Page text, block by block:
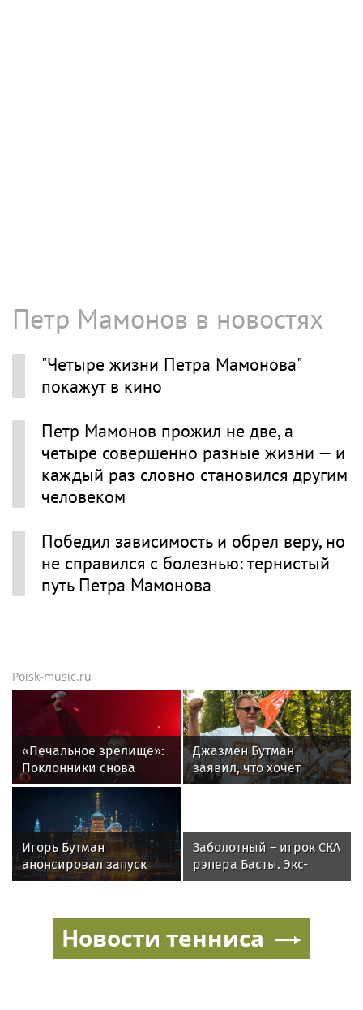
Петр Мамонов в новостях
"Четыре жизни Петра Мамонова"
покажут в кино
Петр Мамонов прожил не две, а
четыре совершенно разные жизни — и
каждый раз словно становился другим
человеком
Победил зависимость и обрел веру, но
не справился с болезнью: тернистый
путь Петра Мамонова
Poisk-music.ru
«Печальное зрелище»:
Поклонники снова
возмущены
«мычащим» на сцене
Глебом Самойловым
Джазмен Бутман
заявил, что хочет
сделать с Долиной
Игорь Бутман
анонсировал запуск
первого джазового
Заболотный – игрок СКА
рэпера Басты. Экс-
форвард «Спартака»
тысяч в месяц
Новости тенниса